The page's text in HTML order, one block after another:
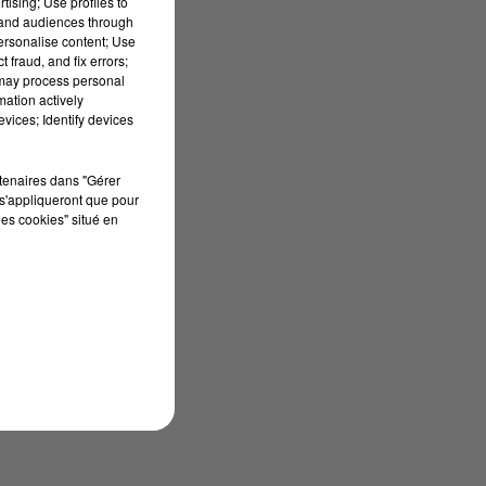
audiences through
content; Use
fraud, and fix errors;
process personal
actively
Identify devices
dans "Gérer
que pour
cookies" situé en